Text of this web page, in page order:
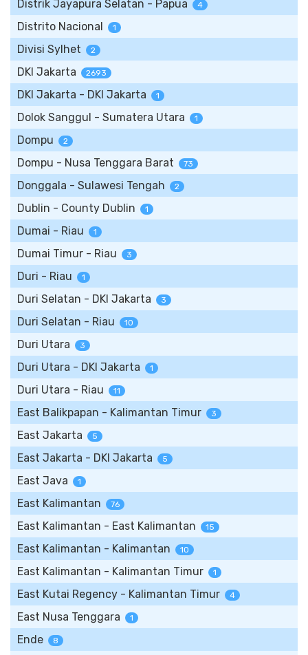
Distrik Jayapura Selatan - Papua 4
Distrito Nacional 1
Divisi Sylhet 2
DKI Jakarta 2693
DKI Jakarta - DKI Jakarta 1
Dolok Sanggul - Sumatera Utara 1
Dompu 2
Dompu - Nusa Tenggara Barat 73
Donggala - Sulawesi Tengah 2
Dublin - County Dublin 1
Dumai - Riau 1
Dumai Timur - Riau 3
Duri - Riau 1
Duri Selatan - DKI Jakarta 3
Duri Selatan - Riau 10
Duri Utara 3
Duri Utara - DKI Jakarta 1
Duri Utara - Riau 11
East Balikpapan - Kalimantan Timur 3
East Jakarta 5
East Jakarta - DKI Jakarta 5
East Java 1
East Kalimantan 76
East Kalimantan - East Kalimantan 15
East Kalimantan - Kalimantan 10
East Kalimantan - Kalimantan Timur 1
East Kutai Regency - Kalimantan Timur 4
East Nusa Tenggara 1
Ende 8